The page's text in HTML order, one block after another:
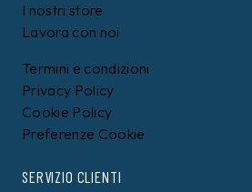
I nostri store
Lavora con noi
Termini e condizioni
Privacy Policy
Cookie Policy
Preferenze Cookie
SERVIZIO CLIENTI